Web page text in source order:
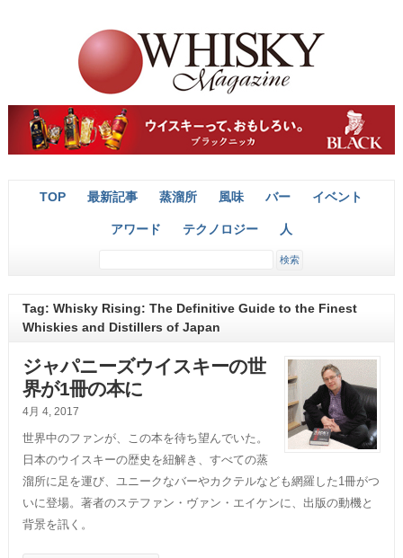
TOP 最新記事 蒸溜所 風味 バー イベント
アワード テクノロジー 人
Tag: Whisky Rising: The Definitive Guide to the Finest
Whiskies and Distillers of Japan
ジャパニーズウイスキーの世
界が1冊の本に
4月 4, 2017
世界中のファンが、この本を待ち望んでいた。
日本のウイスキーの歴史を紐解き、すべての蒸
溜所に足を運び、ユニークなバーやカクテルなども網羅した1冊がつ
いに登場。著者のステファン・ヴァン・エイケンに、出版の動機と
背景を訊く。